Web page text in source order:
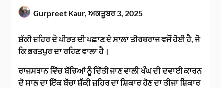
Gurpreet Kaur,ਅਕਤੂਬਰ 3, 2025
ਸ਼ੱਕੀ ਜ਼ਹਿਰ ਦੇ ਪੀੜਤ ਦੀ ਪਛਾਣ ਦੋ ਸਾਲਾ ਤੀਰਥਰਾਜ ਵਜੋਂ ਹੋਈ ਹੈ, ਜੋ
ਕਿ ਭਰਤਪੁਰ ਦਾ ਰਹਿਣ ਵਾਲਾ ਹੈ।
ਰਾਜਸਥਾਨ ਵਿੱਚ ਬੱਚਿਆਂ ਨੂੰ ਦਿੱਤੀ ਜਾਣ ਵਾਲੀ ਖੰਘ ਦੀ ਦਵਾਈ ਕਾਰਨ
ਦੋ ਸਾਲ ਦਾ ਇੱਕ ਬੱਚਾ ਸ਼ੱਕੀ ਜ਼ਹਿਰ ਦਾ ਸ਼ਿਕਾਰ ਹੋਣ ਦਾ ਤੀਜਾ ਸ਼ਿਕਾਰ